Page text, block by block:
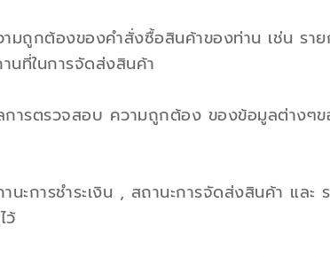
ถูกต้องของคำสั่งซื้อสินค้าของท่าน เช่น ราย
ที่ในการจัดส่งสินค้า
ารตรวจสอบ ความถูกต้อง ของข้อมูลต่างๆข
การชำระเงิน , สถานะการจัดส่งสินค้า และ ร
ว้